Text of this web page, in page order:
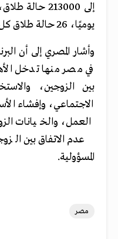
يوميًا، 26 حالة طلاق كل ساعة.
في مصر منها تدخل
بين الزوجين،
الاجتماعي، وإفشاء
العمل، والخيانات
عدم الاتفاق بين
المسؤولية.
مصر